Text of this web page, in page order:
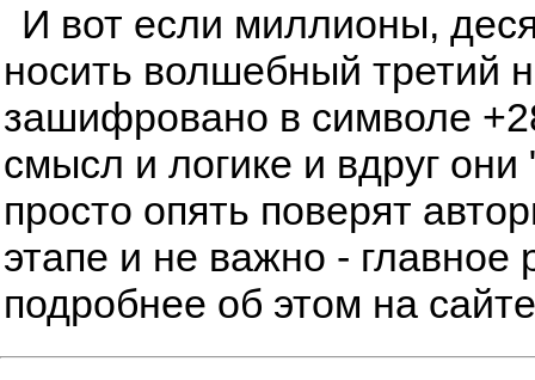
И вот если миллионы,
носить волшебный третий
зашифровано в символе
смысл и логике и вдруг
просто опять поверят
этапе и не важно - главное
подробнее об этом на